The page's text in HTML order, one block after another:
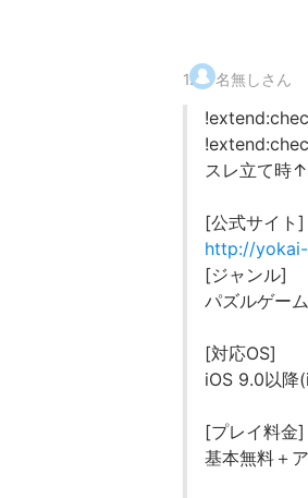
1. 名無しさん
スレ立て時
[公式サイト]
http://
[ジャンル]
パズルゲーム
[対応OS]
iOS 9.0以
[プレイ料金]
基本無料＋